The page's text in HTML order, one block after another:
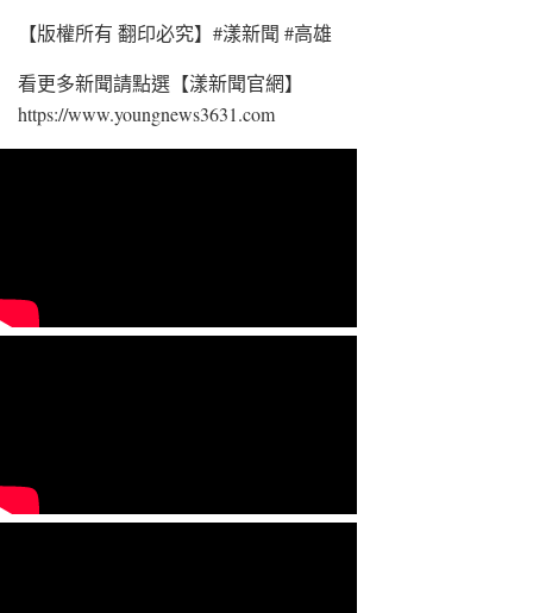
【版權所有 翻印必究】#漾新聞 #高雄
看更多新聞請點選【漾新聞官網】
https://www.youngnews3631.com⁠